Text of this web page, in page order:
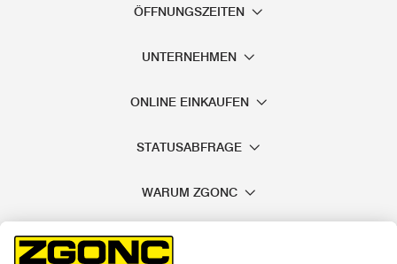
ÖFFNUNGSZEITEN
UNTERNEHMEN
ONLINE EINKAUFEN
STATUSABFRAGE
WARUM ZGONC